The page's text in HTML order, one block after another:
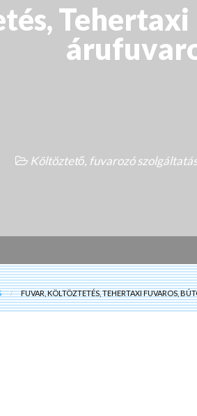
Költöztető, fuvarozó szolgáltatás
FUVAR, KÖLTÖZTETÉS, TEHERTAXI FUVAROS,